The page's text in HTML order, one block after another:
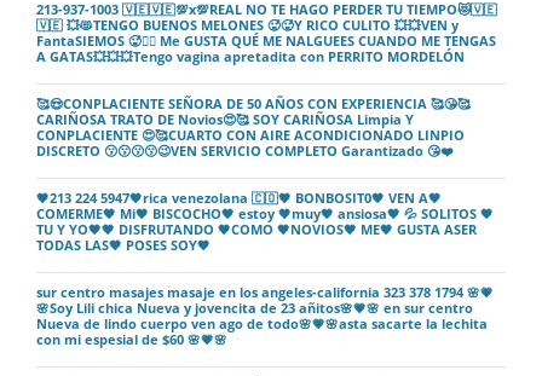
213-937-1003 🇻🇪🇻🇪💯x💯REAL NO TE HAGO PERDER TU TIEMPO😻🇻🇪
🇻🇪 💥😻TENGO BUENOS MELONES 🥵🥵Y RICO CULITO 💥💥VEN y
FantaSIEMOS 🥵❤️‍🔥 Me GUSTA QUÉ ME NALGUEES CUANDO ME TENGAS
A GATAS💥💥💥Tengo vagina apretadita con PERRITO MORDELÓN
🥰😍CONPLACIENTE SEÑORA DE 50 AÑOS CON EXPERIENCIA 🥰😘🥰
CARIÑOSA TRATO DE Novios😍🥰 SOY CARIÑOSA Limpia Y
CONPLACIENTE 😍🥰CUARTO CON AIRE ACONDICIONADO LINPIO
DISCRETO 😗😗😗😗😉VEN SERVICIO COMPLETO Garantizado 😘❤️
🖤213 224 5947🖤rica venezolana 🇨🇴🖤 BONBOSIT0🖤 VEN A🖤
COMERME🖤 Mi🖤 BISCOCHO🖤 estoy 🖤muy🖤 ansiosa🖤 💦 SOLITOS 🖤
TU Y YO🖤🖤 DISFRUTANDO 🖤COMO 🖤NOVIOS🖤 ME🖤 GUSTA ASER
TODAS LAS🖤 POSES SOY🖤
sur centro masajes masaje en los angeles-california 323 378 1794 🌸💗
🌸Soy Lili chica Nueva y jovencita de 23 añitos🌸💗🌸 en sur centro
Nueva de lindo cuerpo ven ago de todo🌸💗🌸asta sacarte la lechita
con mi espesial de $60 🌸💗🌸